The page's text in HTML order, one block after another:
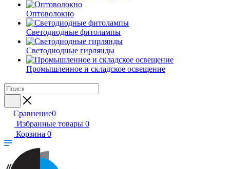
Оптоволокно
Светодиодные фитолампы
Светодиодные гирлянды
Промышленное и складское освещение
Сравнение0
Избранные товары 0
Корзина 0